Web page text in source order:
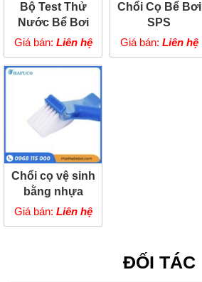
Bộ Test Thử
Nước Bể Bơi
Procopi
Giá bán: Liên hệ
Chổi Cọ Bể Bơi
SPS
Giá bán: Liên hệ
Chổi cọ vệ sinh
bằng nhựa
nhựa ABS cao
cấp
Giá bán: Liên hệ
ĐỐI TÁC